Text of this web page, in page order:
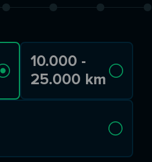
10.000 -
25.000 km